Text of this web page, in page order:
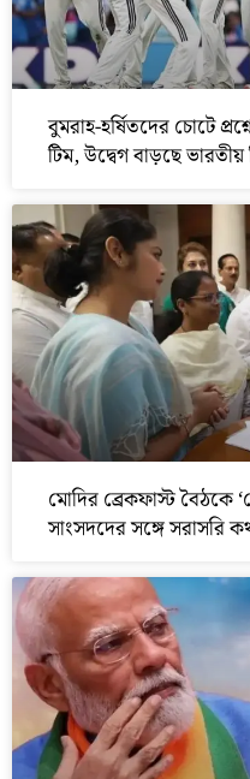
বুমরাহ-হর্ষিতদের চোটে
টিম, উদ্বেগ বাড়ছে
মোদির ব্রেকফাস্ট বৈঠকে
সাংসদদের সঙ্গে সরাসরি